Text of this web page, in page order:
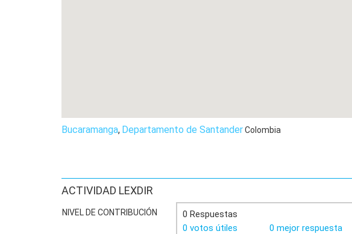
Bucaramanga, Departamento de SantanderColombia
ACTIVIDAD LEXDIR
NIVEL DE CONTRIBUCIÓN
0 Respuestas
0 votos útiles
0 mejor respuesta